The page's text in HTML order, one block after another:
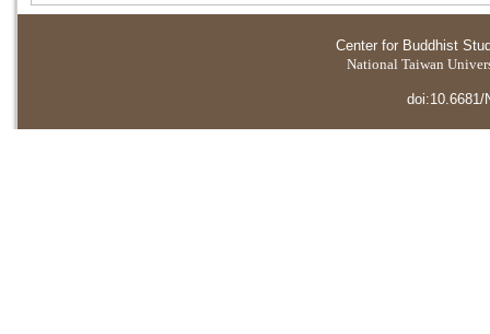
Center for Buddhist
National Taiwan
doi:10.6681/